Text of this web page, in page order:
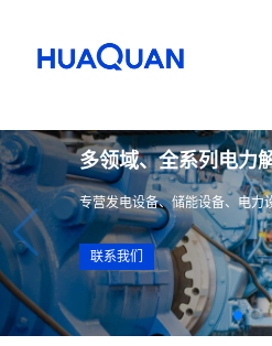
多领域、全系列电力
专营发电设备、储能设备、电力
联系我们